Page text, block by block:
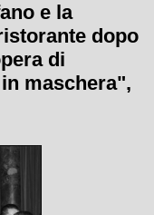
e la
dopo
di
maschera",
con la
stagione
Scala